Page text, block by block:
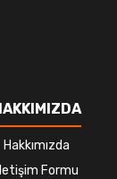
Hakkımızda
Formu